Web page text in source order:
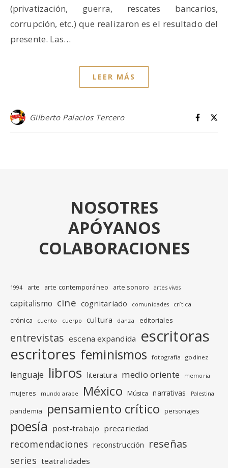
(privatización, guerra, rescates bancarios,
corrupción, etc.) que realizaron es el resultado del
presente. Las…
LEER MÁS
Gilberto Palacios Tercero
NOSOTRES
APÓYANOS
COLABORACIONES
1994 arte arte contemporáneo arte sonoro artes vivas
capitalismo cine cognitariado comunidades crítica
crónica cuento cuerpo cultura danza editoriales
entrevistas escena expandida escritoras
escritores feminismos fotografia godinez
lenguaje libros literatura medio oriente memoria
mujeres mundo arabe México Música narrativas Palestina
pandemia pensamiento crítico personajes
poesía post-trabajo precariedad
recomendaciones reconstrucción reseñas
series teatralidades